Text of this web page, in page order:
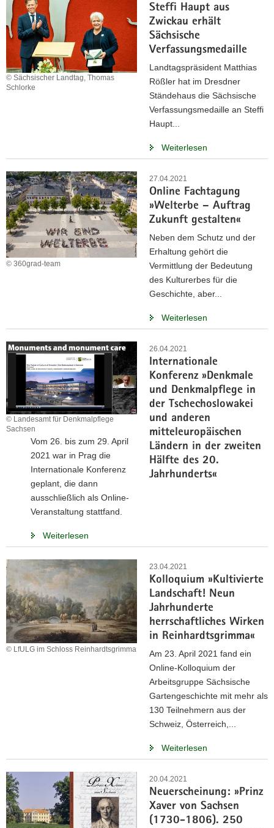
Steffi Haupt aus
Zwickau erhält
Sächsische
Verfassungsmedaille
© Sächsischer Landtag, Thomas
Schlorke
Landtagspräsident Matthias
Rößler hat im Dresdner
Ständehaus die Sächsische
Verfassungsmedaille an Steffi
Haupt...
Weiterlesen
27.04.2021
Online Fachtagung
»Welterbe – Auftrag
Zukunft gestalten«
© 360grad-team
Neben dem Schutz und der
Erhaltung gehört die
Vermittlung der Bedeutung
des Kulturerbes für die
Geschichte, aber...
Weiterlesen
26.04.2021
Internationale
Konferenz »Denkmale
und Denkmalpflege in
der Tschechoslowakei
und anderen
mitteleuropäischen
Ländern in der zweiten
Hälfte des 20.
Jahrhunderts«
© Landesamt für Denkmalpflege
Sachsen
Vom 26. bis zum 29. April
2021 war in Prag die
Internationale Konferenz
geplant, die dann
ausschließlich als Online-
Veranstaltung stattfand.
Weiterlesen
23.04.2021
Kolloquium »Kultivierte
Landschaft! Neun
Jahrhunderte
herrschaftliches Wirken
in Reinhardtsgrimma«
© LfULG im Schloss Reinhardtsgrimma
Am 23. April 2021 fand ein
Online-Kolloquium der
Arbeitsgruppe Sächsische
Gartengeschichte mit mehr als
130 Teilnehmern aus der
Schweiz, Österreich,...
Weiterlesen
20.04.2021
Neuerscheinung: »Prinz
Xaver von Sachsen
(1730-1806). 250